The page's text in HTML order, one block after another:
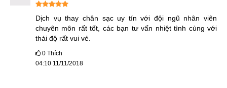
Dịch vụ thay chân sạc uy tín với đội ngũ nhân viên
chuyên môn rất tốt, các bạn tư vấn nhiệt tình cùng với
thái độ rất vui vẻ.
0 Thích
04:10 11/11/2018